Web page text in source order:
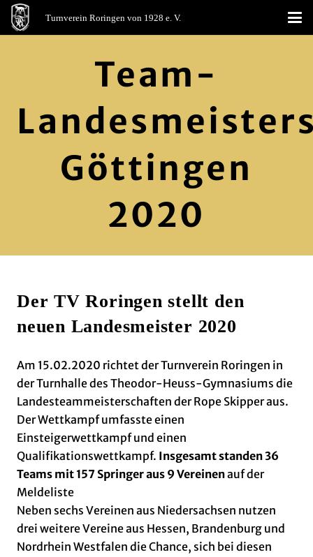
Turnverein Roringen von 1928 e. V.
Team-
Göttingen
2020
Der TV Roringen stellt den
neuen Landesmeister 2020
Am 15.02.2020 richtet der Turnverein Roringen in
der Turnhalle des Theodor-Heuss-Gymnasiums die
Landesteammeisterschaften der Rope Skipper aus.
Der Wettkampf umfasste einen
Einsteigerwettkampf und einen
Qualifikationswettkampf. Insgesamt standen 36
Teams mit 157 Springer aus 9 Vereinenauf der
Meldeliste
Neben sechs Vereinen aus Niedersachsen nutzen
drei weitere Vereine aus Hessen, Brandenburg und
Nordrhein Westfalen die Chance, sich bei diesen